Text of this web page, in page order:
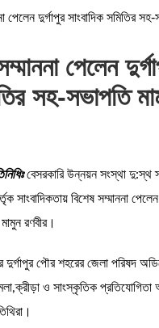
পেলেন দুর্গাপুর সাংবাদিক সমিতির
পেলেন
সহ-সভাপতি
বেসরকারি উন্নয়ন সংস্থা দু:স্থ
সাংবাদিকতায় বিশেষ সম্মাননা পেলেন
রণবীর।
পৌর শহরের জেলা পরিষদ
ও সাংস্কৃতিক প্রতিযোগিতা